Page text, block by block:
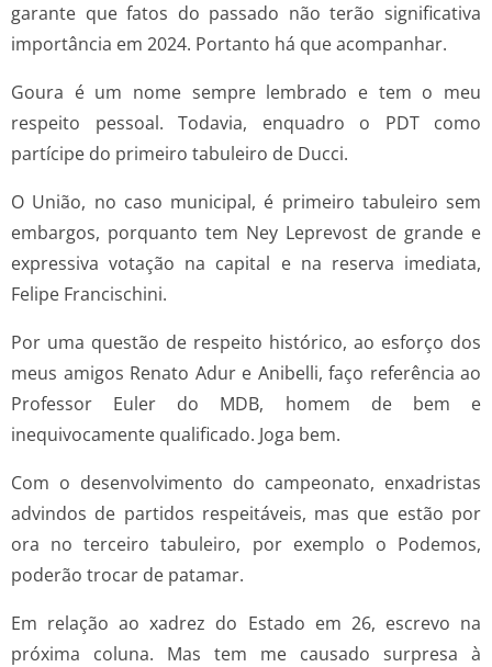
garante que fatos do passado não terão significativa
importância em 2024. Portanto há que acompanhar.
Goura é um nome sempre lembrado e tem o meu
respeito pessoal. Todavia, enquadro o PDT como
partícipe do primeiro tabuleiro de Ducci.
O União, no caso municipal, é primeiro tabuleiro sem
embargos, porquanto tem Ney Leprevost de grande e
expressiva votação na capital e na reserva imediata,
Felipe Francischini.
Por uma questão de respeito histórico, ao esforço dos
meus amigos Renato Adur e Anibelli, faço referência ao
Professor Euler do MDB, homem de bem e
inequivocamente qualificado. Joga bem.
Com o desenvolvimento do campeonato, enxadristas
advindos de partidos respeitáveis, mas que estão por
ora no terceiro tabuleiro, por exemplo o Podemos,
poderão trocar de patamar.
Em relação ao xadrez do Estado em 26, escrevo na
próxima coluna. Mas tem me causado surpresa à